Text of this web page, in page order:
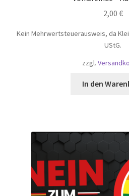
2,00 €
Kein Mehrwertsteuerausweis, da
UStG.
zzgl.
In den